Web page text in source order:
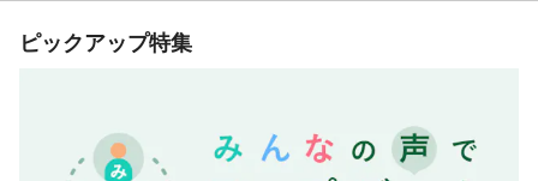
ピックアップ特集